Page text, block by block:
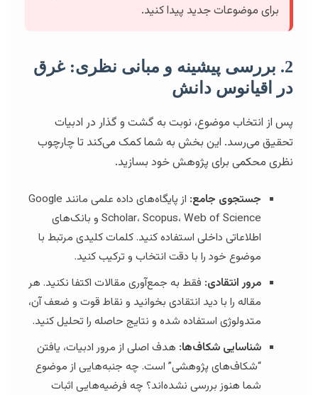
برای موضوعات جدید پیدا کنید.
2. بررسی پیشینه و مبانی نظری: غرق
در اقیانوس دانش
پس از انتخاب موضوع، نوبت به گشت و گذار در ادبیات
تحقیق می‌رسد. این بخش به شما کمک می‌کند تا چارچوب
نظری محکمی برای پژوهش خود بسازید.
جستجوی جامع:
از پایگاه‌های داده علمی مانند Google
Scholar، Scopus، Web of Science و بانک‌های
اطلاعاتی داخلی استفاده کنید. کلمات کلیدی مرتبط با
موضوع خود را با دقت انتخاب و ترکیب کنید.
مرور انتقادی: فقط به جمع‌آوری مقالات اکتفا نکنید. هر
مقاله را با دید انتقادی بخوانید و نقاط قوت و ضعف آن،
متدولوژی استفاده شده و نتایج حاصله را تحلیل کنید.
شناسایی شکاف‌ها: هدف اصلی از مرور ادبیات، یافتن
“شکاف‌های پژوهشی” است. چه جنبه‌هایی از موضوع
شما هنوز بررسی نشده‌اند؟ چه فرضیه‌هایی اثبات